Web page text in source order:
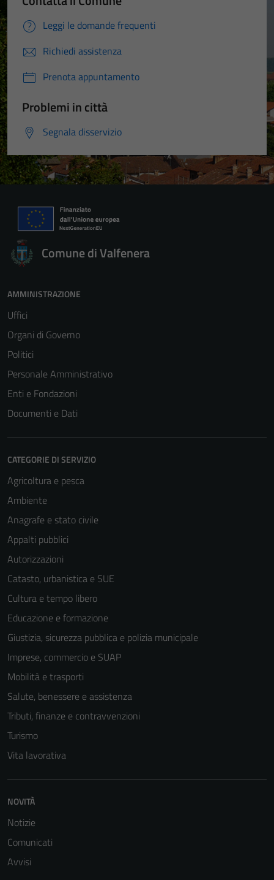
Leggi le domande frequenti
Richiedi assistenza
Prenota appuntamento
Problemi in città
Segnala disservizio
Comune di Valfenera
AMMINISTRAZIONE
Uffici
Organi di Governo
Politici
Personale Amministrativo
Enti e Fondazioni
Documenti e Dati
CATEGORIE DI SERVIZIO
Agricoltura e pesca
Ambiente
Anagrafe e stato civile
Appalti pubblici
Autorizzazioni
Catasto, urbanistica e SUE
Cultura e tempo libero
Educazione e formazione
Giustizia, sicurezza pubblica e polizia municipale
Imprese, commercio e SUAP
Mobilità e trasporti
Salute, benessere e assistenza
Tributi, finanze e contravvenzioni
Turismo
Vita lavorativa
NOVITÀ
Notizie
Comunicati
Avvisi